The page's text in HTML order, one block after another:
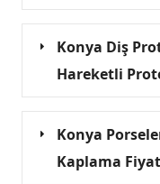
Konya Diş
Hareketli
Konya
Kaplama